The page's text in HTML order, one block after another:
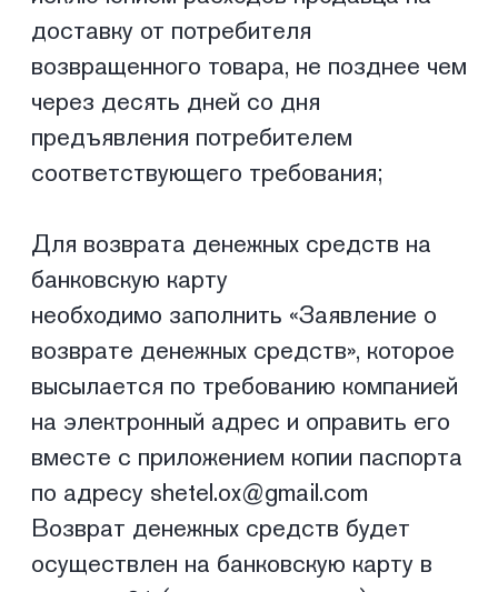
течение 21 (двадцати одного)
«Заявление о возврате денежных
средств» Компанией.
Для возврата денежных средств по
операциям проведенными с ошибками
необходимо обратиться с письменным
паспорта и чеков/квитанций,
подтверждающих ошибочное списание.
Данное заявление необходимо
направить по адресу
shetel.ox@gmail.com
Сумма возврата будет равняться
сумме покупки. Срок рассмотрения
Заявления и возврата денежных
средств начинает исчисляться с
момента получения Компанией
Заявления и рассчитывается в рабочих
днях без учета праздников/выходных
дней. 4. Правила доставки товара.
Наличие на электронной витрине
Интернет-магазина информации по